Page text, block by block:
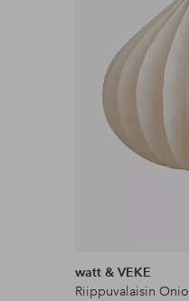
Lue lisää
watt & VEKE
Riippuvalaisin